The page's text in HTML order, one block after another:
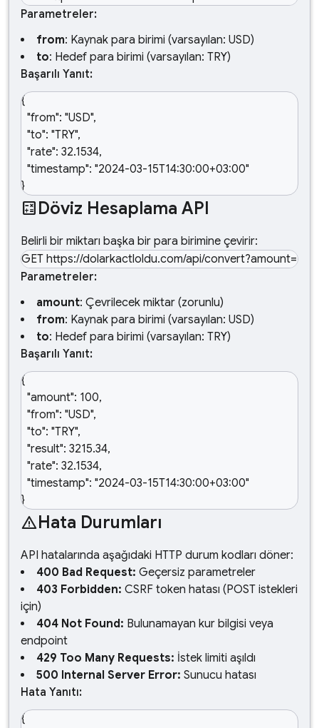
Parametreler:
from: Kaynak para birimi (varsayılan: USD)
to: Hedef para birimi (varsayılan: TRY)
Başarılı Yanıt:
{
  "from": "USD",
  "to": "TRY",
  "rate": 32.1534,
  "timestamp": "2024-03-15T14:30:00+03:00"
}
calculateDöviz Hesaplama API
Belirli bir miktarı başka bir para birimine çevirir:
GET https://dolarkactloldu.com/api/
Parametreler:
amount: Çevrilecek miktar (zorunlu)
from: Kaynak para birimi (varsayılan: USD)
to: Hedef para birimi (varsayılan: TRY)
Başarılı Yanıt:
{
  "amount": 100,
  "from": "USD",
  "to": "TRY",
  "result": 3215.34,
  "rate": 32.1534,
  "timestamp": "2024-03-15T14:30:00+03:00"
}
warningHata Durumları
API hatalarında aşağıdaki HTTP durum kodları döner:
400 Bad Request: Geçersiz parametreler
403 Forbidden: CSRF token hatası (POST istekleri
için)
404 Not Found: Bulunamayan kur bilgisi veya
endpoint
429 Too Many Requests: İstek limiti aşıldı
500 Internal Server Error: Sunucu hatası
Hata Yanıtı:
{